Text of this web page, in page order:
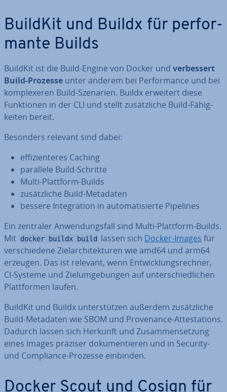
BuildKit und Buildx für per­for­
man­te Builds
BuildKit ist die Build-Engine von Docker und ver­bes­sert
Build-Prozesse unter anderem bei Per­for­mance und bei
kom­ple­xe­ren Build-Szenarien. Buildx erweitert diese
Funk­tio­nen in der CLI und stellt zu­sätz­li­che Build-Fä­hig­
kei­ten bereit.
Besonders relevant sind dabei:
ef­fi­zi­en­te­res Caching
parallele Build-Schritte
Multi-Plattform-Builds
zu­sätz­li­che Build-Metadaten
bessere In­te­gra­ti­on in au­to­ma­ti­sier­te Pipelines
Ein zentraler An­wen­dungs­fall sind Multi-Plattform-Builds.
Mit docker buildx build lassen sich Docker-Images für
ver­schie­de­ne Ziel­ar­chi­tek­tu­ren wie amd64 und arm64
erzeugen. Das ist relevant, wenn Ent­wick­lungs­rech­ner,
CI-Systeme und Ziel­um­ge­bun­gen auf un­ter­schied­li­chen
Platt­for­men laufen.
BuildKit und Buildx un­ter­stüt­zen außerdem zu­sätz­li­che
Build-Metadaten wie SBOM und Pro­ven­an­ce-At­te­sta­ti­ons.
Dadurch lassen sich Herkunft und Zu­sam­men­set­zung
eines Images präziser do­ku­men­tie­ren und in Security-
und Com­pli­ance-Prozesse einbinden.
Docker Scout und Cosign für